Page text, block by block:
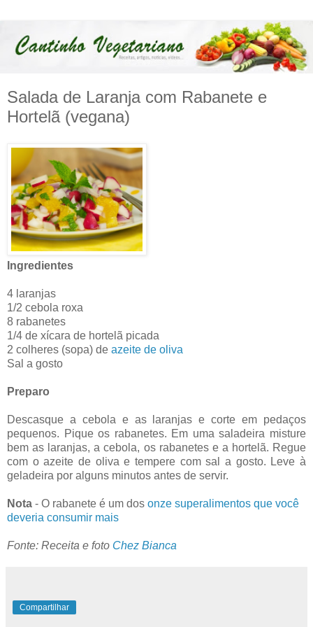
Salada de Laranja com Rabanete e
Hortelã (vegana)
Ingredientes
4 laranjas
1/2 cebola roxa
8 rabanetes
1/4 de xícara de hortelã picada
2 colheres (sopa) de azeite de oliva
Sal a gosto
Preparo
Descasque a cebola e as laranjas e corte em pedaços
pequenos. Pique os rabanetes. Em uma saladeira misture
bem as laranjas, a cebola, os rabanetes e a hortelã. Regue
com o azeite de oliva e tempere com sal a gosto. Leve à
geladeira por alguns minutos antes de servir.
Nota - O rabanete é um dos onze superalimentos que você
deveria consumir mais
Fonte: Receita e foto Chez Bianca
Compartilhar